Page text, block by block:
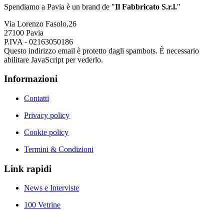
Spendiamo a Pavia è un brand de "Il Fabbricato S.r.l."
Via Lorenzo Fasolo,26
27100 Pavia
P.IVA - 02163050186
Questo indirizzo email è protetto dagli spambots. È necessario
abilitare JavaScript per vederlo.
Informazioni
Contatti
Privacy policy
Cookie policy
Termini & Condizioni
Link rapidi
News e Interviste
100 Vetrine